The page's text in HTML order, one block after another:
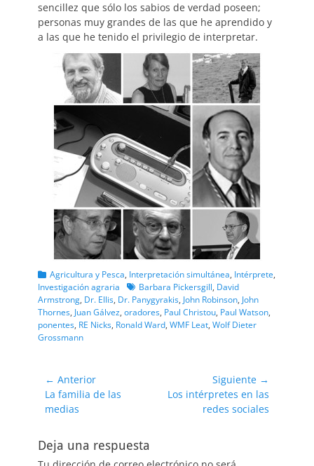
sencillez que sólo los sabios de verdad poseen;
personas muy grandes de las que he aprendido y
a las que he tenido el privilegio de interpretar.
Categorias
Agricultura y Pesca, Interpretación simultánea, Intérprete,
Investigación agraria
Etiquetas
Barbara Pickersgill, David
Armstrong, Dr. Ellis, Dr. Panygyrakis, John Robinson, John
Thornes, Juan Gálvez, oradores, Paul Christou, Paul Watson,
ponentes, RE Nicks, Ronald Ward, WMF Leat, Wolf Dieter
Grossmann
Navegación
de
entradas
← Anterior
Entrada
anterior:
La familia de las
medias
Siguiente →
Entrada
Los intérpretes en las
redes sociales
Deja una respuesta